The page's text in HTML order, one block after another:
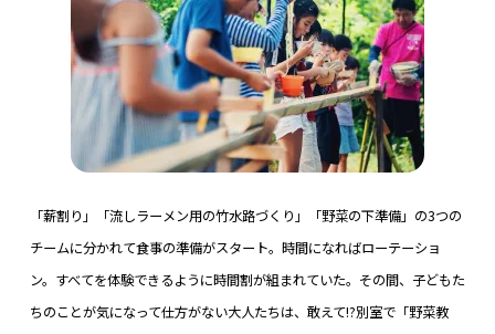
「薪割り」「流しラーメン用の竹水路づくり」「野菜の下準備」の3つの
チームに分かれて食事の準備がスタート。時間になればローテーショ
ン。すべてを体験できるように時間割が組まれていた。その間、子どもた
ちのことが気になって仕方がない大人たちは、敢えて!?別室で「野菜教